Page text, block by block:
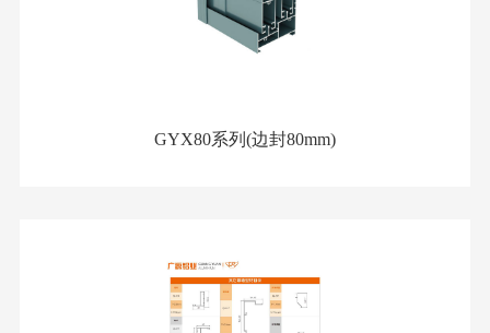
GYX80系列(边封80mm)